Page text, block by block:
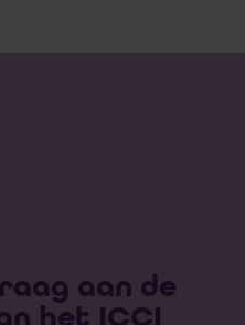
aan de
het ICCI